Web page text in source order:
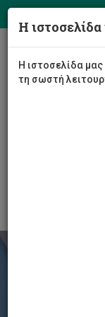
Σχολή
Τμήμα
Ευκαιρίες
Η
Η ιστοσελίδα
τη σωστή